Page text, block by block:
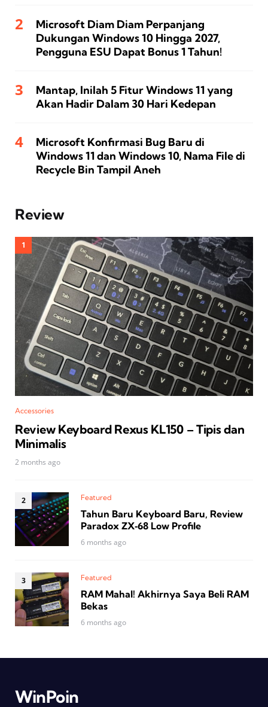
Microsoft Diam Diam Perpanjang
Dukungan Windows 10 Hingga 2027,
Pengguna ESU Dapat Bonus 1 Tahun!
Mantap, Inilah 5 Fitur Windows 11 yang
Akan Hadir Dalam 30 Hari Kedepan
Microsoft Konfirmasi Bug Baru di
Windows 11 dan Windows 10, Nama File di
Recycle Bin Tampil Aneh
Review
Accessories
Review Keyboard Rexus KL150 – Tipis dan
Minimalis
2 months ago
Featured
Tahun Baru Keyboard Baru, Review
Paradox ZX‑68 Low Profile
6 months ago
Featured
RAM Mahal! Akhirnya Saya Beli RAM
Bekas
6 months ago
WinPoin